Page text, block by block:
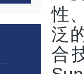
性
泛
合